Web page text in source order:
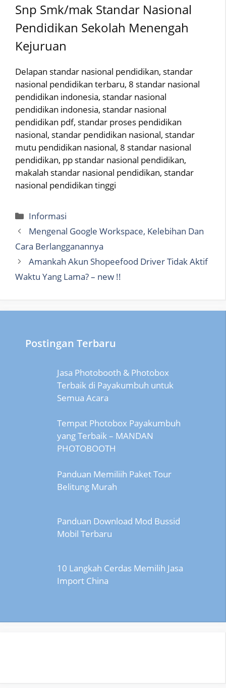
Snp Smk/mak Standar Nasional
Pendidikan Sekolah Menengah
Kejuruan
Delapan standar nasional pendidikan, standar
nasional pendidikan terbaru, 8 standar nasional
pendidikan indonesia, standar nasional
pendidikan indonesia, standar nasional
pendidikan pdf, standar proses pendidikan
nasional, standar pendidikan nasional, standar
mutu pendidikan nasional, 8 standar nasional
pendidikan, pp standar nasional pendidikan,
makalah standar nasional pendidikan, standar
nasional pendidikan tinggi
Categories
Informasi
Mengenal Google Workspace, Kelebihan Dan
Cara Berlangganannya
Amankah Akun Shopeefood Driver Tidak Aktif
Waktu Yang Lama? – new !!
Postingan Terbaru
Jasa Photobooth & Photobox
Terbaik di Payakumbuh untuk
Semua Acara
Tempat Photobox Payakumbuh
yang Terbaik – MANDAN
PHOTOBOOTH
Panduan Memiliih Paket Tour
Belitung Murah
Panduan Download Mod Bussid
Mobil Terbaru
10 Langkah Cerdas Memilih Jasa
Import China